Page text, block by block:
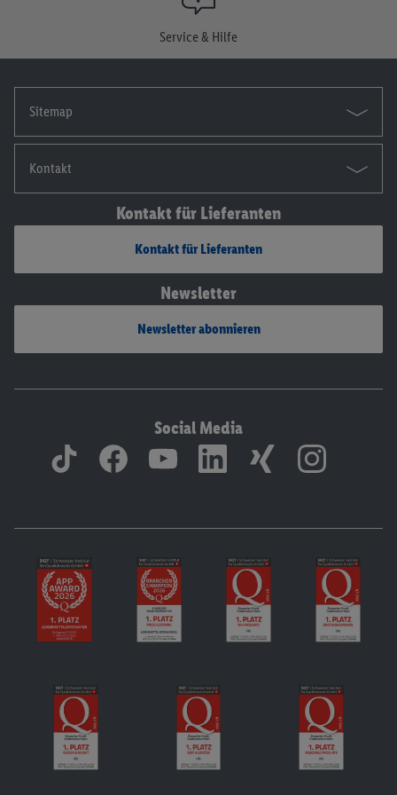
Service & Hilfe
Sitemap
Kontakt
Kontakt für Lieferanten
Kontakt für Lieferanten
Newsletter
Newsletter abonnieren
Social Media